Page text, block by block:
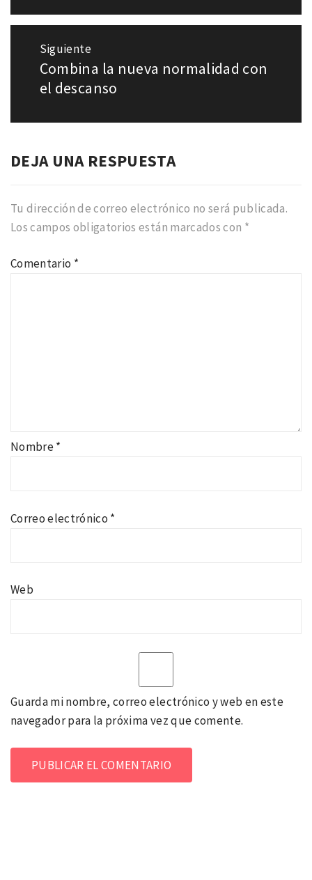
Siguiente
Entrada
siguiente:
Combina la nueva normalidad con
el descanso
DEJA UNA RESPUESTA
Tu dirección de correo electrónico no será publicada.
Los campos obligatorios están marcados con *
Comentario *
Nombre*
Correo electrónico *
Web
Guarda mi nombre, correo electrónico y web en este
navegador para la próxima vez que comente.